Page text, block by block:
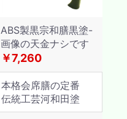
ABS製黒宗和膳黒塗-
画像の天金ナシです
￥7,260
本格会席膳の定番
伝統工芸河和田塗